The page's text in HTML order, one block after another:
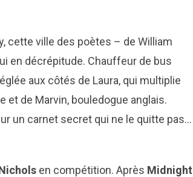
cette ville des poètes – de William
en décrépitude. Chauffeur de bus
aux côtés de Laura, qui multiplie
de Marvin, bouledogue anglais.
un carnet secret qui ne le quitte pas…
en compétition. Après Midnight